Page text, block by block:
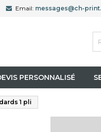
Email: messages@ch-
PERSONNALISÉ
1 pli